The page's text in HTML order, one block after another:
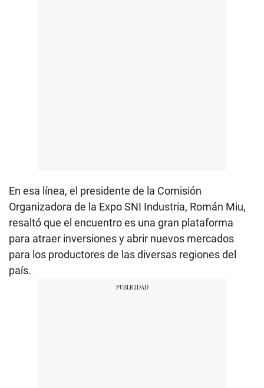
En esa línea, el presidente de la Comisión
Organizadora de la Expo SNI Industria, Román Miu,
resaltó que el encuentro es una gran plataforma
para atraer inversiones y abrir nuevos mercados
para los productores de las diversas regiones del
país.